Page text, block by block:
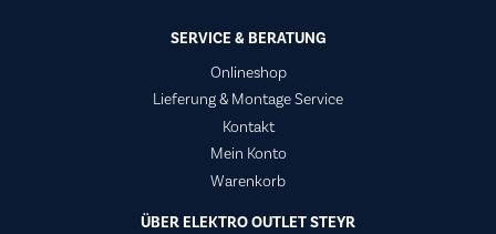
SERVICE & BERATUNG
Onlineshop
Lieferung & Montage Service
Kontakt
Mein Konto
Warenkorb
ÜBER ELEKTRO OUTLET STEYR